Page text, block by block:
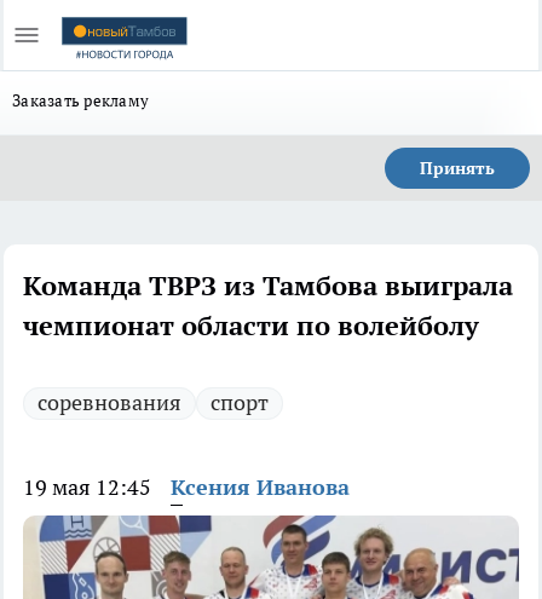
Заказать рекламу
Принять
Команда ТВРЗ из Тамбова выиграла
чемпионат области по волейболу
соревнования спорт
19 мая 12:45 Ксения Иванова